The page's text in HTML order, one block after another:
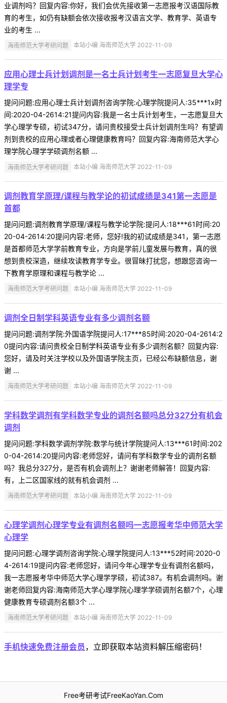
业调剂吗？回复内容:你好，我们会优先接收第一志愿报考汉语国际教
育的考生，如仍有缺额会依次接收报考汉语言文学、教育学、英语专
业的考生 ...
海南师范大学考研问题 本站小编 海南师范大学 2022-11-09
应用心理士兵计划调剂是一名士兵计划考生一志愿复旦大学心
理学专
提问问题:应用心理士兵计划调剂咨询学院:心理学院提问人:35***1x时
间:2020-04-2614:21提问内容:我是一名士兵计划考生，一志愿复旦大
学心理学专硕，初试347分，请问贵校接受士兵计划调剂生吗？有望调
剂到贵校的应用心理或者心理健康教育吗？回复内容:海南师范大学心
理学院心理学学硕调剂名额 ...
海南师范大学考研问题 本站小编 海南师范大学 2022-11-09
调剂教育学原理/课程与教学论的初试成绩是341第一志愿是
首都
提问问题:调剂教育学原理/课程与教学论学院:提问人:18***61时间:20
20-04-2614:20提问内容:老师，您好!我的初试成绩是341，第一志愿
是首都师范大学学前教育专业，方向是学前儿童发展与教育，真的很
想到贵校深造，继续攻读教育学专业。很冒昧打扰您，想跟您咨询一
下教育学原理和课程与教学论 ...
海南师范大学考研问题 本站小编 海南师范大学 2022-11-09
调剂全日制学科英语专业有多少调剂名额
提问问题:调剂学院:外国语学院提问人:17***85时间:2020-04-2614:2
0提问内容:请问贵校全日制学科英语专业有多少调剂名额？回复内容:
您好，请及时关注学校以及外国语学院主页，已经公布缺额信息，谢
谢 ...
海南师范大学考研问题 本站小编 海南师范大学 2022-11-09
学科数学调剂有学科数学专业的调剂名额吗总分327分有机会
调剂
提问问题:学科数学调剂学院:数学与统计学院提问人:13***61时间:202
0-04-2614:20提问内容:老师您好，请问有学科数学专业的调剂名额
吗？我总分327分，是否有机会调剂上？谢谢老师解答！回复内容:
有，上二区国家线的就有机会调剂 ...
海南师范大学考研问题 本站小编 海南师范大学 2022-11-09
心理学调剂心理学专业有调剂名额吗一志愿报考华中师范大学
心理学
提问问题:心理学调剂咨询学院:心理学院提问人:13***52时间:2020-0
4-2614:19提问内容:老师您好，请问今年心理学专业有调剂名额吗，
我一志愿报考华中师范大学心理学学硕，初试387。有机会调剂吗。谢
谢老师回复内容:海南师范大学心理学院心理学学硕调剂名额7个，心理
健康教育专硕调剂名额3个 ...
海南师范大学考研问题 本站小编 海南师范大学 2022-11-09
手机快速免费注册会员 ，立即获取本站资料解压缩密码！
Free考研考试FreeKaoYan.Com